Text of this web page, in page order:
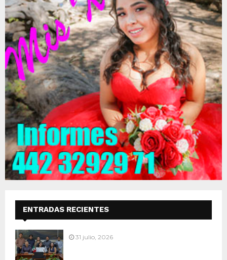
ENTRADAS RECIENTES
31 julio, 2026